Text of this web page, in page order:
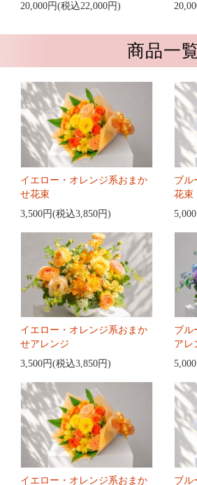
20,000円(税込22,000円)
商品一
イエロー・オレンジ系おまか
せ花束
3,500円(税込3,850円)
ブル
花束
イエロー・オレンジ系おまか
せアレンジ
3,500円(税込3,850円)
ブル
アレ
イエロー・オレンジ系おまか ブル